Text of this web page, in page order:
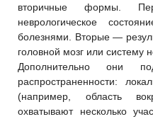
вторичные формы.
неврологическое
болезнями. Вторые —
головной мозг или систему
Дополнительно они
распространенности:
(например, область
охватывают несколько